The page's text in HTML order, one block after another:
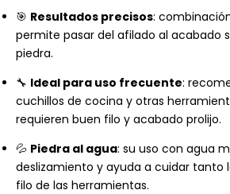
🎯 Resultados precisos:
permite pasar del afilado al acabado
piedra.
🔧 Ideal para uso frecuente:
cuchillos de cocina y otras
requieren buen filo y acabado prolijo.
💦 Piedra al agua: su uso con agua
deslizamiento y ayuda a cuidar tanto
filo de las herramientas.